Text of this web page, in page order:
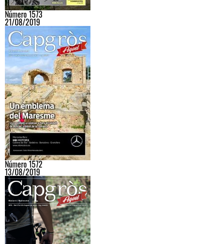
Número 1573
21/08/2019
Número 1572
13/08/2019